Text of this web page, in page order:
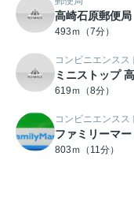
高崎石原郵便局
493ｍ（7分）
コンビニエンスス
ミニストップ
619ｍ（8分）
コンビニエンスス
ファミリーマ
803ｍ（11分）